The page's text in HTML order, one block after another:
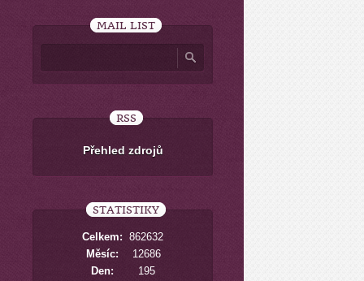
MAIL LIST
RSS
Přehled zdrojů
STATISTIKY
Celkem: 862632
Měsíc:
12686
Den:
195